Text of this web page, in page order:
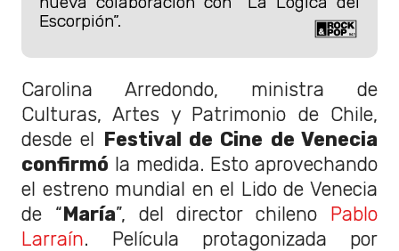
Escorpión”.
Carolina Arredondo, ministra de
Culturas, Artes y Patrimonio de Chile,
desde el Festival de Cine de Venecia
confirmó la medida. Esto aprovechando
el estreno mundial en el Lido de Venecia
de “María”, del director chileno Pablo
Larraín. Película protagonizada por